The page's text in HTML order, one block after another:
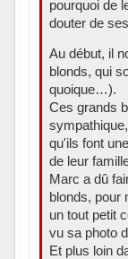
pourquoi de
douter de
Au début, il
blonds, qui
quoique…).
Ces grands
qu'ils font
de leur
Marc a dû
blonds, pour
un tout petit
vu sa photo
Et plus loin